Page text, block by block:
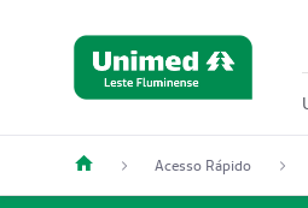
Acesso Rápido